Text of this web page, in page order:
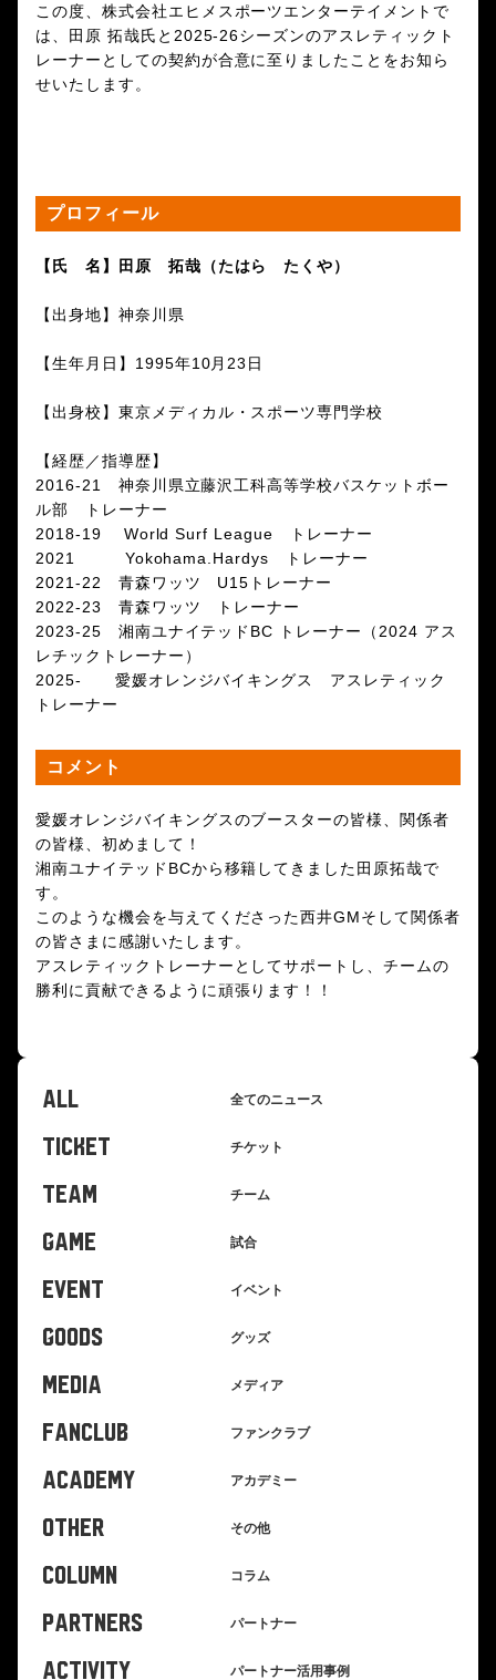
この度、株式会社エヒメスポーツエンターテイメントで
は、田原 拓哉氏と2025-26シーズンのアスレティックト
レーナーとしての契約が合意に至りましたことをお知ら
せいたします。
プロフィール
【氏 名】田原 拓哉（たはら たくや）
【出身地】神奈川県
【生年月日】1995年10月23日
【出身校】東京メディカル・スポーツ専門学校
【経歴／指導歴】
2016-21 神奈川県立藤沢工科高等学校バスケットボー
ル部 トレーナー
2018-19 World Surf League トレーナー
2021 Yokohama.Hardys トレーナー
2021-22 青森ワッツ U15トレーナー
2022-23 青森ワッツ トレーナー
2023-25 湘南ユナイテッドBC トレーナー（2024 アス
レチックトレーナー）
2025- 愛媛オレンジバイキングス アスレティック
トレーナー
コメント
愛媛オレンジバイキングスのブースターの皆様、関係者
の皆様、初めまして！
湘南ユナイテッドBCから移籍してきました田原拓哉で
す。
このような機会を与えてくださった西井GMそして関係者
の皆さまに感謝いたします。
アスレティックトレーナーとしてサポートし、チームの
勝利に貢献できるように頑張ります！！
ALL 全てのニュース
TICKET チケット
TEAM チーム
GAME 試合
EVENT イベント
GOODS グッズ
MEDIA メディア
FANCLUB ファンクラブ
ACADEMY アカデミー
OTHER その他
COLUMN コラム
PARTNERS パートナー
ACTIVITY パートナー活用事例